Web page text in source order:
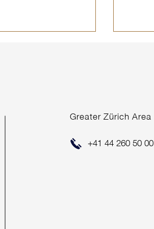
Greater Zürich Area
+41 44 260 50 00